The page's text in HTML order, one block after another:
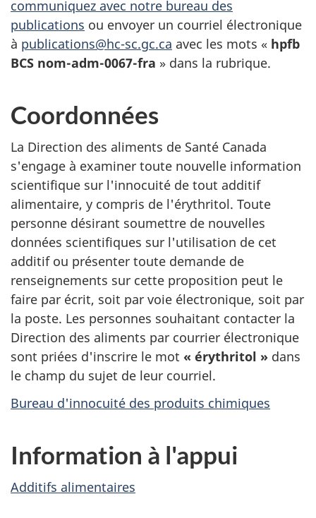
communiquez avec notre bureau des
publications ou envoyer un courriel électronique
à publications@hc-sc.gc.ca avec les mots « hpfb
BCS nom-adm-0067-fra » dans la rubrique.
Coordonnées
La Direction des aliments de Santé Canada
s'engage à examiner toute nouvelle information
scientifique sur l'innocuité de tout additif
alimentaire, y compris de l'érythritol. Toute
personne désirant soumettre de nouvelles
données scientifiques sur l'utilisation de cet
additif ou présenter toute demande de
renseignements sur cette proposition peut le
faire par écrit, soit par voie électronique, soit par
la poste. Les personnes souhaitant contacter la
Direction des aliments par courrier électronique
sont priées d'inscrire le mot « érythritol » dans
le champ du sujet de leur courriel.
Bureau d'innocuité des produits chimiques
Information à l'appui
Additifs alimentaires